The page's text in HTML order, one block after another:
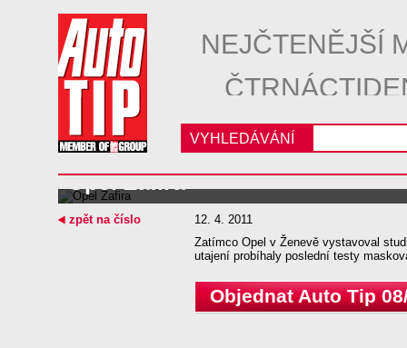
NEJČTENĚJŠÍ
VYHLEDÁVÁNÍ
Opel Zafira
12. 4. 2011
Zatímco Opel v Ženevě vystavoval
utajení probíhaly poslední testy
Objednat Auto Tip
zpět na číslo